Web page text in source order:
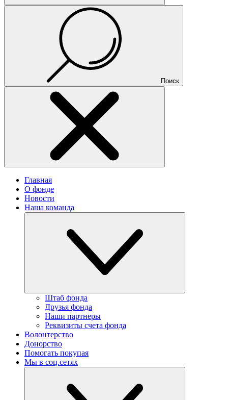
Поиск
Главная
О фонде
Новости
Наша команда
Штаб фонда
Друзья фонда
Наши партнеры
Реквизиты счета фонда
Волонтерство
Донорство
Помогать покупая
Мы в соц.сетях